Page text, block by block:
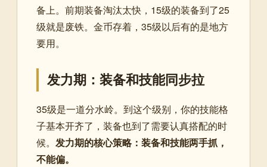
备上。前期装备淘汰太快，15级的装备到了25
级就是废铁。金币存着，35级以后有的是地方
要用。
发力期：装备和技能同步拉
35级是一道分水岭。到这个级别，你的技能格
子基本开齐了，装备也到了需要认真搭配的时
候。 发力期的核心策略：装备和技能两手抓，
不能偏。